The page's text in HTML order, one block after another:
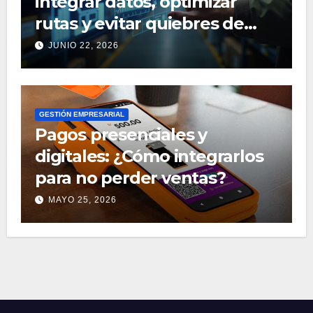
rutas y evitar quiebres de
stock
JUNIO 22, 2026
GESTIÓN EMPRESARIAL
Pagos presenciales y
digitales: ¿Cómo integrarlos
para no perder ventas?
MAYO 25, 2026